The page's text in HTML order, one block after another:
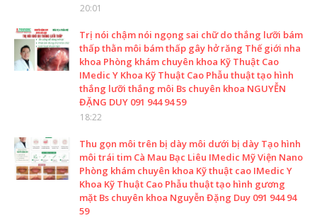
20:01
Trị nói chậm nói ngọng sai chữ do thắng lưỡi bám
thấp thằn môi bám thấp gây hở răng Thế giới nha
khoa Phòng khám chuyên khoa Kỹ Thuật Cao
IMedic Y Khoa Kỹ Thuật Cao Phẫu thuật tạo hình
thắng lưỡi thắng môi Bs chuyên khoa NGUYỄN
ĐẶNG DUY 091 944 94 59
18:22
Thu gọn môi trên bị dày môi dưới bị dày Tạo hình
môi trái tim Cà Mau Bạc Liêu IMedic Mỹ Viện Nano
Phòng khám chuyên khoa Kỹ thuật cao IMedic Y
Khoa Kỹ Thuật Cao Phẫu thuật tạo hình gương
mặt Bs chuyên khoa Nguyễn Đặng Duy 091 944 94
59